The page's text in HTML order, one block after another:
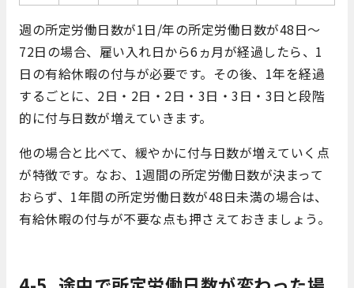
週の所定労働日数が1日/年の所定労働日数が48日～
72日の場合、雇い入れ日から6ヵ月が経過したら、1
日の有給休暇の付与が必要です。その後、1年を経過
するごとに、2日・2日・2日・3日・3日・3日と段階
的に付与日数が増えていきます。
他の場合と比べて、緩やかに付与日数が増えていく点
が特徴です。なお、1週間の所定労働日数が決まって
おらず、1年間の所定労働日数が48日未満の場合は、
有給休暇の付与が不要な点も押さえておきましょう。